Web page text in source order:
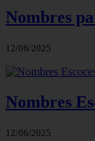
Nombres
12/06/2025
Nombres
12/06/2025